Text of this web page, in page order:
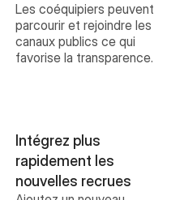
Les coéquipiers peuvent
parcourir et rejoindre les
canaux publics ce qui
favorise la transparence.
Intégrez plus
rapidement les
nouvelles recrues